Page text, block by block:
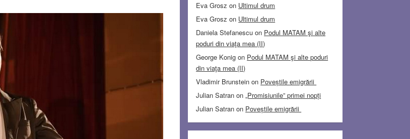
Eva Grosz on Ultimul drum
Eva Grosz on Ultimul drum
Daniela Stefanescu on Podul MATAM şi alte
poduri din viaţa mea (II)
George Konig on Podul MATAM şi alte poduri
din viaţa mea (II)
Vladimir Brunstein on Poveștile emigrării
Julian Satran on„Promisiunile” primei nopți
Julian Satran on Poveștile emigrării